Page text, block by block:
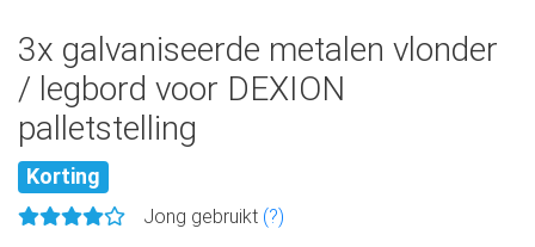
3x galvaniseerde metalen vlonder
/ legbord voor DEXION
palletstelling
Korting
Jong gebruikt (?)